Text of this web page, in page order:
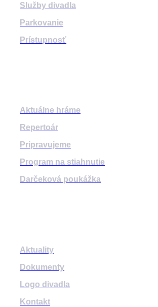
Služby divadla
Parkovanie
Prístupnosť
Aktuálne hráme
Repertoár
Pripravujeme
Program na stiahnutie
Darčeková poukážka
Aktuality
Dokumenty
Logo divadla
Kontakt